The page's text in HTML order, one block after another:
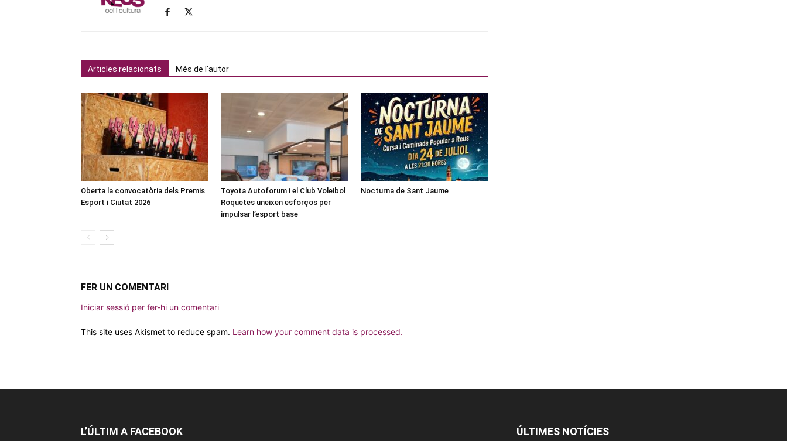
Articles relacionats Més de l'autor
Oberta la convocatòria dels Premis
Esport i Ciutat 2026
Toyota Autoforum i el Club Voleibol
Roquetes uneixen esforços per
impulsar l’esport base
Nocturna de Sant Jaume
FER UN COMENTARI
Iniciar sessió per fer-hi un comentari
This site uses Akismet to reduce spam. Learn how your comment data is processed.
L’ÚLTIM A FACEBOOK ÚLTIMES NOTÍCIES